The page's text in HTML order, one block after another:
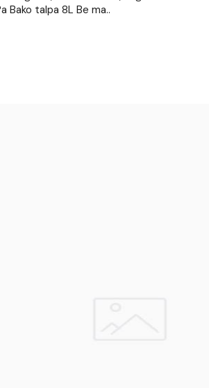
Bako talpa 8L Be ma..